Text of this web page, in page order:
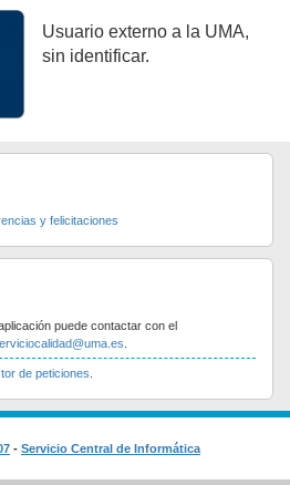
Usuario externo a la UMA,
sin identificar.
y felicitaciones
puede contactar con el
de peticiones
- Servicio Central de Informática